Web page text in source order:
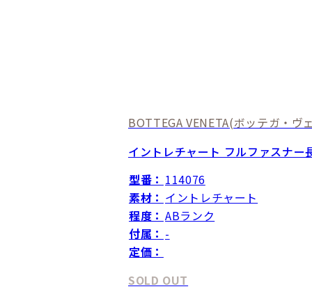
BOTTEGA VENETA(ボッテガ・ヴ
イントレチャート フルファスナ
型番： 114076
素材： イントレチャート
程度： ABランク
付属： -
定価：
SOLD OUT